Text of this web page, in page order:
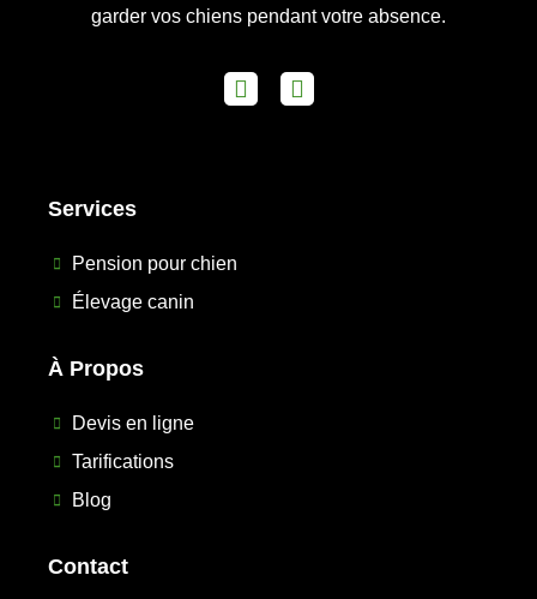
garder vos chiens pendant votre absence.
Services
Pension pour chien
Élevage canin
À Propos
Devis en ligne
Tarifications
Blog
Contact